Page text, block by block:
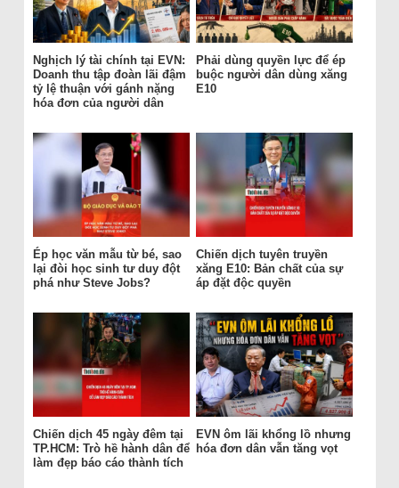
Nghịch lý tài chính tại EVN:
Doanh thu tập đoàn lãi đậm
tỷ lệ thuận với gánh nặng
hóa đơn của người dân
Phải dùng quyền lực để ép
buộc người dân dùng xăng
E10
Ép học văn mẫu từ bé, sao
lại đòi học sinh tư duy đột
phá như Steve Jobs?
Chiến dịch tuyên truyền
xăng E10: Bản chất của sự
áp đặt độc quyền
Chiến dịch 45 ngày đêm tại
TP.HCM: Trò hề hành dân để
làm đẹp báo cáo thành tích
EVN ôm lãi khổng lồ nhưng
hóa đơn dân vẫn tăng vọt